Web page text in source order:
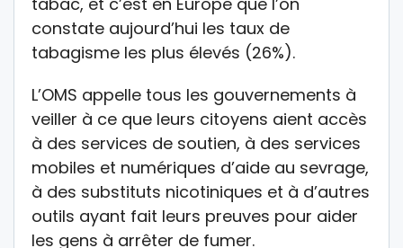
constate aujourd’hui les taux de
tabagisme les plus élevés (26%).
L’OMS appelle tous les gouvernements à
veiller à ce que leurs citoyens aient accès
à des services de soutien, à des services
mobiles et numériques d’aide au sevrage,
à des substituts nicotiniques et à d’autres
outils ayant fait leurs preuves pour aider
les gens à arrêter de fumer.